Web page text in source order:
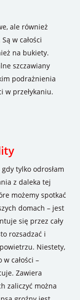
ale również
w całości
na bukiety.
szczawiany
podrażnienia
w przełykaniu.
tylko odrosłam
z daleka tej
możemy spotkać
domach – jest
się przez cały
rozsadzać i
Niestety,
całości –
Zawiera
zaliczyć można